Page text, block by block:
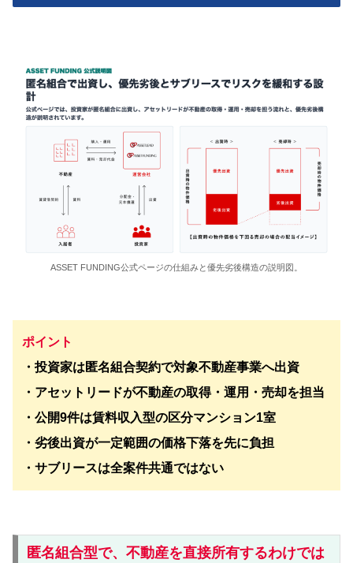
ASSET FUNDING公式ページの仕組みと優先劣後構造の説明図。
ポイント
・投資家は匿名組合契約で対象不動産事業へ出資
・アセットリードが不動産の取得・運用・売却を担当
・公開9件は賃料収入型の区分マンション1室
・劣後出資が一定範囲の価格下落を先に負担
・サブリースは全案件共通ではない
匿名組合型で、不動産を直接所有するわけでは